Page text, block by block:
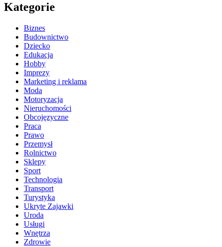
Kategorie
Biznes
Budownictwo
Dziecko
Edukacja
Hobby
Imprezy
Marketing i reklama
Moda
Motoryzacja
Nieruchomości
Obcojęzyczne
Praca
Prawo
Przemysł
Rolnictwo
Sklepy
Sport
Technologia
Transport
Turystyka
Ukryte Zajawki
Uroda
Usługi
Wnętrza
Zdrowie